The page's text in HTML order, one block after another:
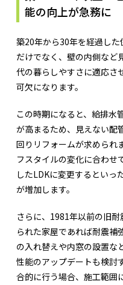
能の向上が急務に
築20年から30年を経過し
だけでなく、壁の内側など
代の暮らしやすさに適応さ
可欠になります。
この時期になると、給排水
が高まるため、見えない配
回りリフォームが求められ
フスタイルの変化に合わせ
したLDKに変更するといっ
が増加します。
さらに、1981年以前の旧
られた家屋であれば耐震補
の入れ替えや内窓の設置な
性能のアップデートも検討
合的に行う場合、施工範囲